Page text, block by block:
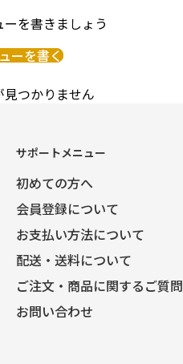
を書きましょう
ーを書く
見つかりません
サポートメニュー
初めての方へ
会員登録について
お支払い方法について
配送・送料について
ご注文・商品に関するご質問
お問い合わせ